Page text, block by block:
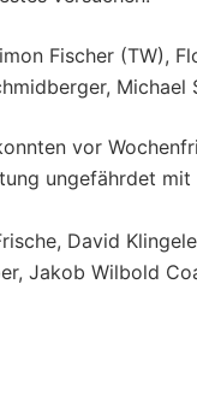
Fischer (TW),
vor
ungefährdet mit
David
Jakob Wilbold